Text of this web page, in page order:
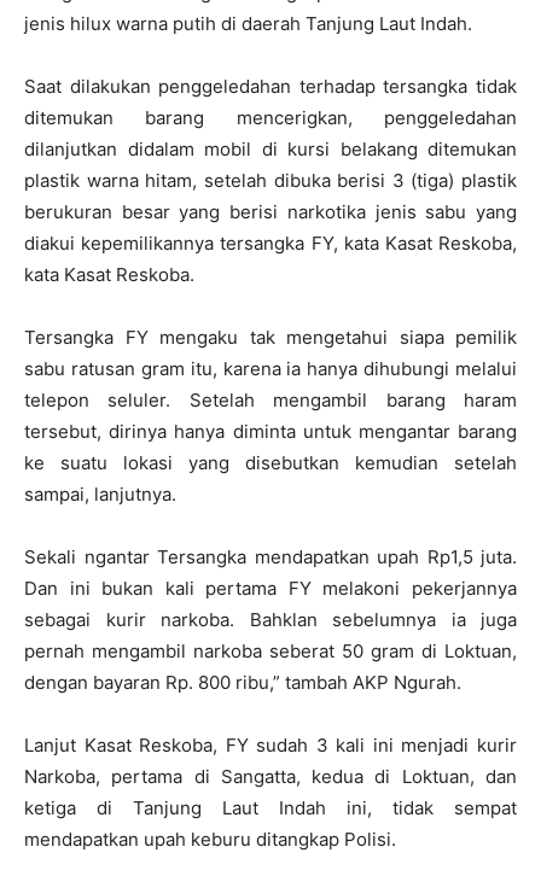
jenis hilux warna putih di daerah Tanjung Laut Indah.
Saat dilakukan penggeledahan terhadap tersangka tidak
ditemukan barang mencerigkan, penggeledahan
dilanjutkan didalam mobil di kursi belakang ditemukan
plastik warna hitam, setelah dibuka berisi 3 (tiga) plastik
berukuran besar yang berisi narkotika jenis sabu yang
diakui kepemilikannya tersangka FY, kata Kasat Reskoba,
kata Kasat Reskoba.
Tersangka FY mengaku tak mengetahui siapa pemilik
sabu ratusan gram itu, karena ia hanya dihubungi melalui
telepon seluler. Setelah mengambil barang haram
tersebut, dirinya hanya diminta untuk mengantar barang
ke suatu lokasi yang disebutkan kemudian setelah
sampai, lanjutnya.
Sekali ngantar Tersangka mendapatkan upah Rp1,5 juta.
Dan ini bukan kali pertama FY melakoni pekerjannya
sebagai kurir narkoba. Bahklan sebelumnya ia juga
pernah mengambil narkoba seberat 50 gram di Loktuan,
dengan bayaran Rp. 800 ribu,” tambah AKP Ngurah.
Lanjut Kasat Reskoba, FY sudah 3 kali ini menjadi kurir
Narkoba, pertama di Sangatta, kedua di Loktuan, dan
ketiga di Tanjung Laut Indah ini, tidak sempat
mendapatkan upah keburu ditangkap Polisi.